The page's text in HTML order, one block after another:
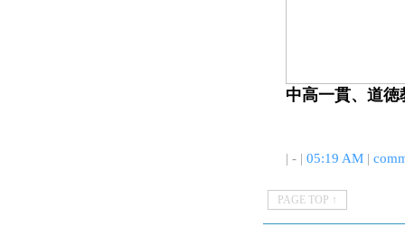
中高一貫、道
| - | 05:19 AM|
PAGE TOP ↑